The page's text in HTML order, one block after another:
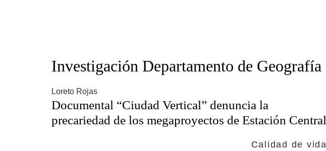
Investigación Departamento de Geografía
Loreto Rojas
Documental “Ciudad Vertical” denuncia la
precariedad de los megaproyectos de Estación Central
Calidad de vida